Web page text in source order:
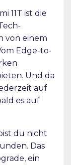
11T ist die
von einem
Edge-to-
Und da
auf
es auf
du nicht
Das
ein